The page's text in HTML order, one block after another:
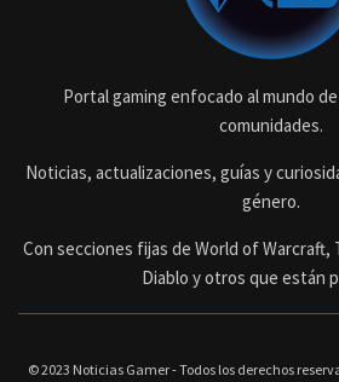
Portal gaming enfocado al mundo de
comunidades.
Noticias, actualizaciones, guías y
género.
Con secciones fijas de World of Warcraft,
Diablo y otros que están
© 2023 Noticias Gamer - Todos los derechos